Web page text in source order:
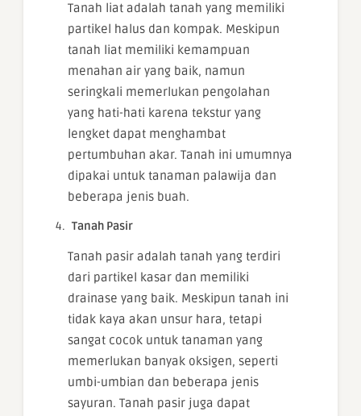
Tanah liat adalah tanah yang memiliki
partikel halus dan kompak. Meskipun
tanah liat memiliki kemampuan
menahan air yang baik, namun
seringkali memerlukan pengolahan
yang hati-hati karena tekstur yang
lengket dapat menghambat
pertumbuhan akar. Tanah ini umumnya
dipakai untuk tanaman palawija dan
beberapa jenis buah.
Tanah Pasir
Tanah pasir adalah tanah yang terdiri
dari partikel kasar dan memiliki
drainase yang baik. Meskipun tanah ini
tidak kaya akan unsur hara, tetapi
sangat cocok untuk tanaman yang
memerlukan banyak oksigen, seperti
umbi-umbian dan beberapa jenis
sayuran. Tanah pasir juga dapat